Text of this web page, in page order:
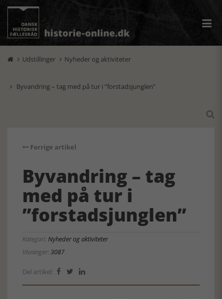
 Udstillinger  Nyheder og aktiviteter
 Byvandring – tag med på tur i ”forstadsjunglen”

Forrige artikel
Byvandring – tag
med på tur i
”forstadsjunglen”
Kategori:Nyheder og aktiviteter
Visninger:3087
Del artikel:   